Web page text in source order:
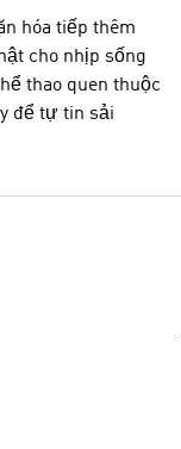
hóa tiếp thêm
cho nhịp sống
thao quen thuộc
để tự tin sải